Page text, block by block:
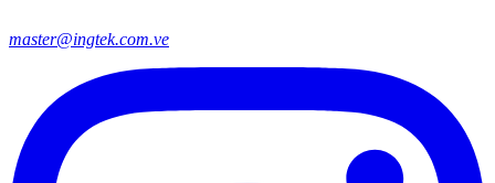
master@ingtek.com.ve